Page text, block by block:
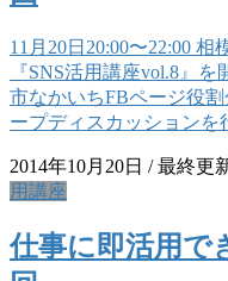
11月20日20:00〜22:00
『SNS活用講座vol.8』
市なかいちFBページ役
ープディスカッション
2014年10月20日 / 最終更
用講座
仕事に即活用で